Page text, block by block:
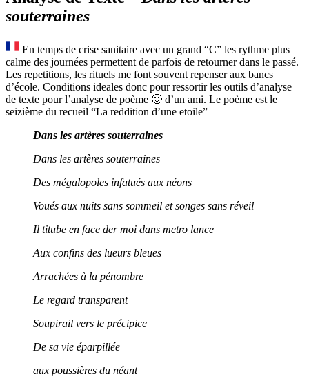
souterraines
En temps de crise sanitaire avec un grand “C” les rythme plus
calme des journées permettent de parfois de retourner dans le passé.
Les repetitions, les rituels me font souvent repenser aux bancs
d’école. Conditions ideales donc pour ressortir les outils d’analyse
de texte pour l’analyse de poème 🙂 d’un ami. Le poème est le
seizième du recueil “La reddition d’une etoile”
Dans les artères souterraines
Dans les artères souterraines
Des mégalopoles infatués aux néons
Voués aux nuits sans sommeil et songes sans réveil
Il titube en face der moi dans metro lance
Aux confins des lueurs bleues
Arrachées à la pénombre
Le regard transparent
Soupirail vers le précipice
De sa vie éparpillée
aux poussières du néant